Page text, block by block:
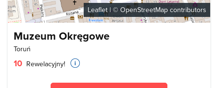
Leaflet| ©OpenStreetMap contributors
Muzeum Okręgowe
Toruń
10 Rewelacyjny!